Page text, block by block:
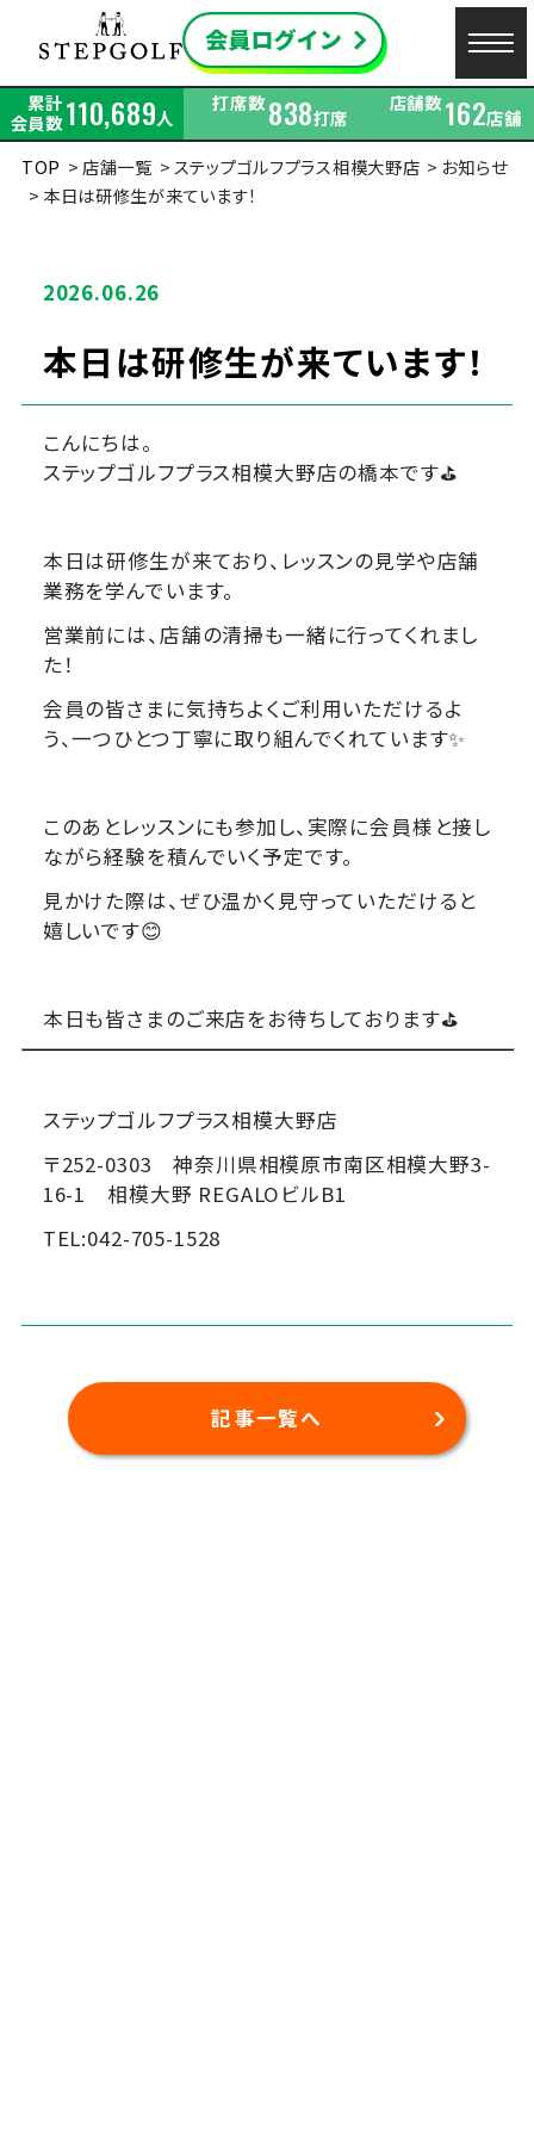
累計
会員数110,689人
打席数838打席
店舗数162店舗
TOP
店舗一覧 ステップゴルフプラス相模大野店
お知らせ
本日は研修生が来ています！
2026.06.26
本日は研修生が来ています！
こんにちは。
ステップゴルフプラス相模大野店の橋本です⛳
本日は研修生が来ており、レッスンの見学や店舗
業務を学んでいます。
営業前には、店舗の清掃も一緒に行ってくれまし
た！
会員の皆さまに気持ちよくご利用いただけるよ
う、一つひとつ丁寧に取り組んでくれています✨
このあとレッスンにも参加し、実際に会員様と接し
ながら経験を積んでいく予定です。
見かけた際は、ぜひ温かく見守っていただけると
嬉しいです😊
本日も皆さまのご来店をお待ちしております⛳
ステップゴルフプラス相模大野店
〒252-0303 神奈川県相模原市南区相模大野3-
16-1 相模大野 REGALOビルB1
TEL:042-705-1528
記事一覧へ